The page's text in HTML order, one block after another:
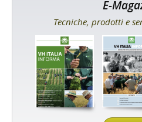
E-
Tecniche, prodotti e